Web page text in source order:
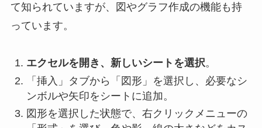
て知られていますが、図やグラフ作成の機能も持
っています。
エクセルを開き、新しいシートを選択。
「挿入」タブから「図形」を選択し、必要なシ
ンボルや矢印をシートに追加。
図形を選択した状態で、右クリックメニューの